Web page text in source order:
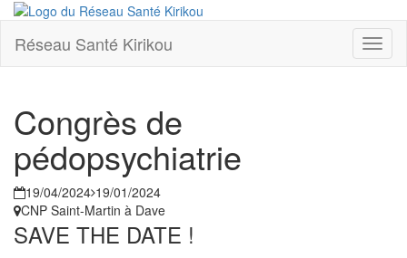
Réseau Santé Kirikou
Congrès de
pédopsychiatrie
19/04/2024 19/01/2024
CNP Saint-Martin à Dave
SAVE THE DATE !